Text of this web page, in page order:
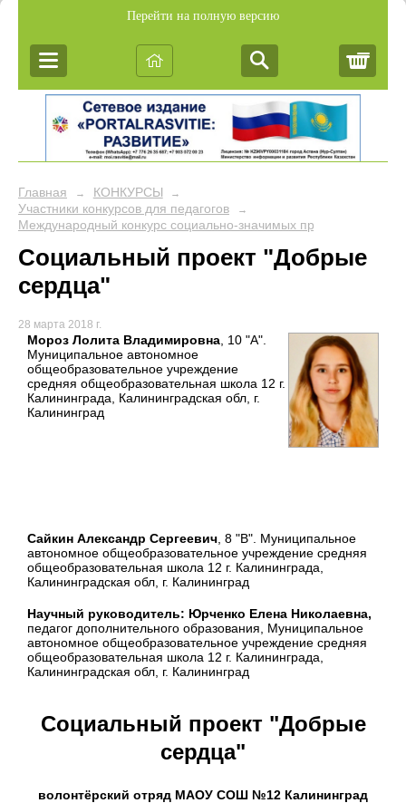
Перейти на полную версию
Главная → КОНКУРСЫ →
Участники конкурсов для педагогов →
Международный конкурс социально-значимых проектов
Социальный проект "Добрые
сердца"
28 марта 2018 г.
Мороз Лолита Владимировна, 10 "А".
Муниципальное автономное
общеобразовательное учреждение
средняя общеобразовательная школа 12 г.
Калининграда, Калининградская обл, г.
Калининград
Сайкин Александр Сергеевич, 8 "В". Муниципальное
автономное общеобразовательное учреждение средняя
общеобразовательная школа 12 г. Калининграда,
Калининградская обл, г. Калининград
Научный руководитель: Юрченко Елена Николаевна,
педагог дополнительного образования, Муниципальное
автономное общеобразовательное учреждение средняя
общеобразовательная школа 12 г. Калининграда,
Калининградская обл, г. Калининград
Социальный проект "Добрые
сердца"
волонтёрский отряд МАОУ СОШ №12 Калининград